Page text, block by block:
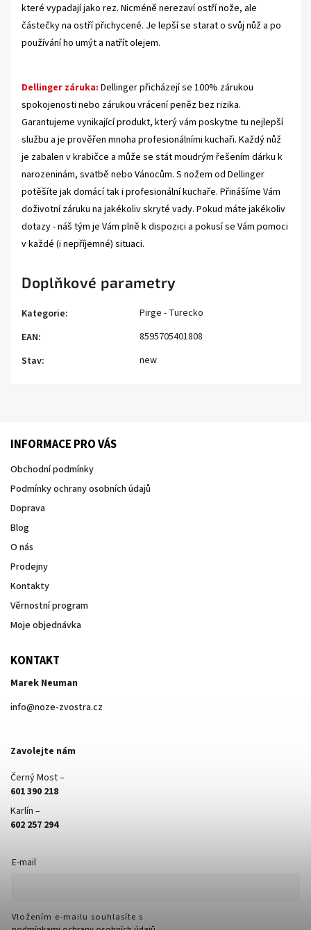
které vypadají jako rez. Nicméně nerezaví ostří nože, ale
částečky na ostří přichycené. Je lepší se starat o svůj nůž a po
používání ho umýt a natřít olejem.
Dellinger záruka: Dellinger přicházejí se 100% zárukou
spokojenosti nebo zárukou vrácení peněz bez rizika.
Garantujeme vynikající produkt, který vám poskytne tu nejlepší
službu a je prověřen mnoha profesionálními kuchaři. Každý nůž
je zabalen v krabičce a může se stát moudrým řešením dárku k
narozeninám, svatbě nebo Vánocům. S nožem od Dellinger
potěšíte jak domácí tak i profesionální kuchaře. Přinášíme Vám
doživotní záruku na jakékoliv skryté vady. Pokud máte jakékoliv
dotazy - náš tým je Vám plně k dispozici a pokusí se Vám pomoci
v každé (i nepříjemné) situaci.
Doplňkové parametry
Kategorie:
Pirge - Turecko
EAN:
8595705401808
Stav: new
INFORMACE PRO VÁS
Obchodní podmínky
Podmínky ochrany osobních údajů
Doprava
Blog
O nás
Prodejny
Kontakty
Věrnostní program
Moje objednávka
KONTAKT
Marek Neuman
info@noze-zvostra.cz
Zavolejte nám
Černý Most –
601 390 218
Karlín –
602 257 294
E-mail
Vložením e-mailu souhlasíte s